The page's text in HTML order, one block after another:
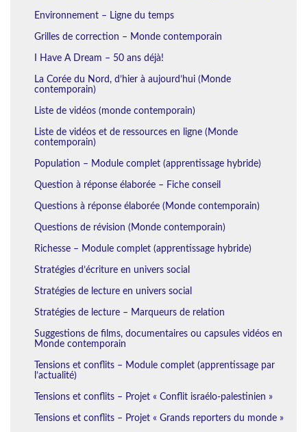
Environnement – Ligne du temps
Grilles de correction – Monde contemporain
I Have A Dream – 50 ans déjà!
La Corée du Nord, d’hier à aujourd’hui (Monde
contemporain)
Liste de vidéos (monde contemporain)
Liste de vidéos et de ressources en ligne (Monde
contemporain)
Population – Module complet (apprentissage hybride)
Question à réponse élaborée – Fiche conseil
Questions à réponse élaborée (Monde contemporain)
Questions de révision (Monde contemporain)
Richesse – Module complet (apprentissage hybride)
Stratégies d’écriture en univers social
Stratégies de lecture en univers social
Stratégies de lecture – Marqueurs de relation
Suggestions de films, documentaires ou capsules vidéos en
Monde contemporain
Tensions et conflits – Module complet (apprentissage par
l’actualité)
Tensions et conflits – Projet « Conflit israélo-palestinien »
Tensions et conflits – Projet « Grands reporters du monde »